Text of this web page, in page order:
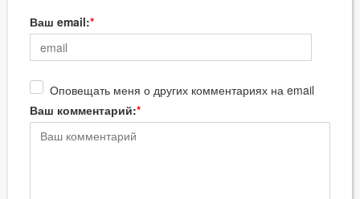
Ваш email:
Оповещать меня о других комментариях на email
Ваш комментарий: